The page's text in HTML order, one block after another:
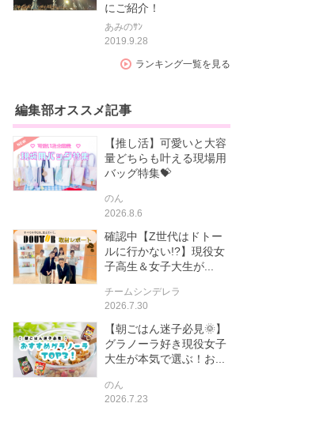
にご紹介！
あみのｻﾝ
2019.9.28
ランキング一覧を見る
編集部オススメ記事
【推し活】可愛いと大容
量どちらも叶える現場用
バッグ特集💝
のん
2026.8.6
確認中【Z世代はドトー
ルに行かない!?】現役女
子高生＆女子大生が...
チームシンデレラ
2026.7.30
【朝ごはん迷子必見🌞】
グラノーラ好き現役女子
大生が本気で選ぶ！お...
のん
2026.7.23